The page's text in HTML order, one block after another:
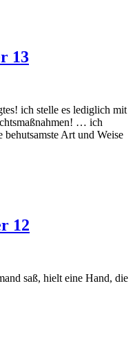
13
ich stelle es lediglich mit
… ich
behutsamste Art und Weise
12
saß, hielt eine Hand, die